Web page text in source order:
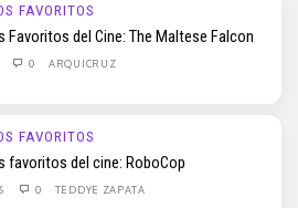
FAVORITOS
Favoritos del Cine: The Maltese Falcon
0 ARQUICRUZ
FAVORITOS
favoritos del cine: RoboCop
0 TEDDYE ZAPATA